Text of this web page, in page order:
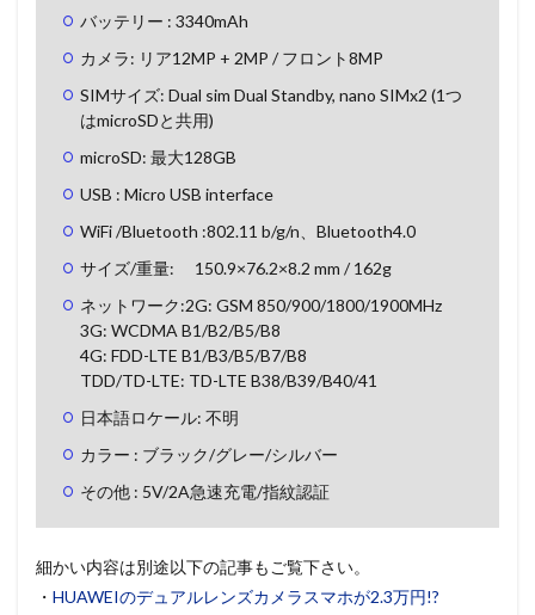
バッテリー : 3340mAh
カメラ: リア12MP + 2MP / フロント8MP
SIMサイズ: Dual sim Dual Standby, nano SIMx2 (1つ
はmicroSDと共用)
microSD: 最大128GB
USB : Micro USB interface
WiFi /Bluetooth :802.11 b/g/n、Bluetooth4.0
サイズ/重量: 150.9×76.2×8.2 mm / 162g
ネットワーク:2G: GSM 850/900/1800/1900MHz
3G: WCDMA B1/B2/B5/B8
4G: FDD-LTE B1/B3/B5/B7/B8
TDD/TD-LTE: TD-LTE B38/B39/B40/41
日本語ロケール: 不明
カラー : ブラック/グレー/シルバー
その他 : 5V/2A急速充電/指紋認証
細かい内容は別途以下の記事もご覧下さい。
・ HUAWEIのデュアルレンズカメラスマホが2.3万円!?